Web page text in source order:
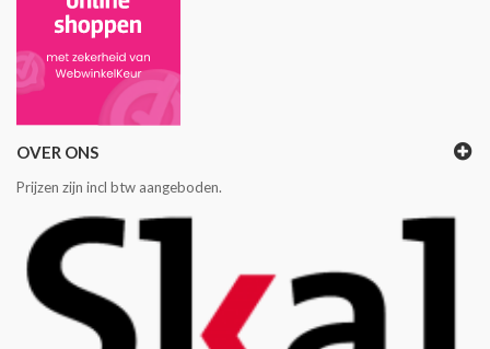
OVER ONS
Prijzen zijn incl btw aangeboden.